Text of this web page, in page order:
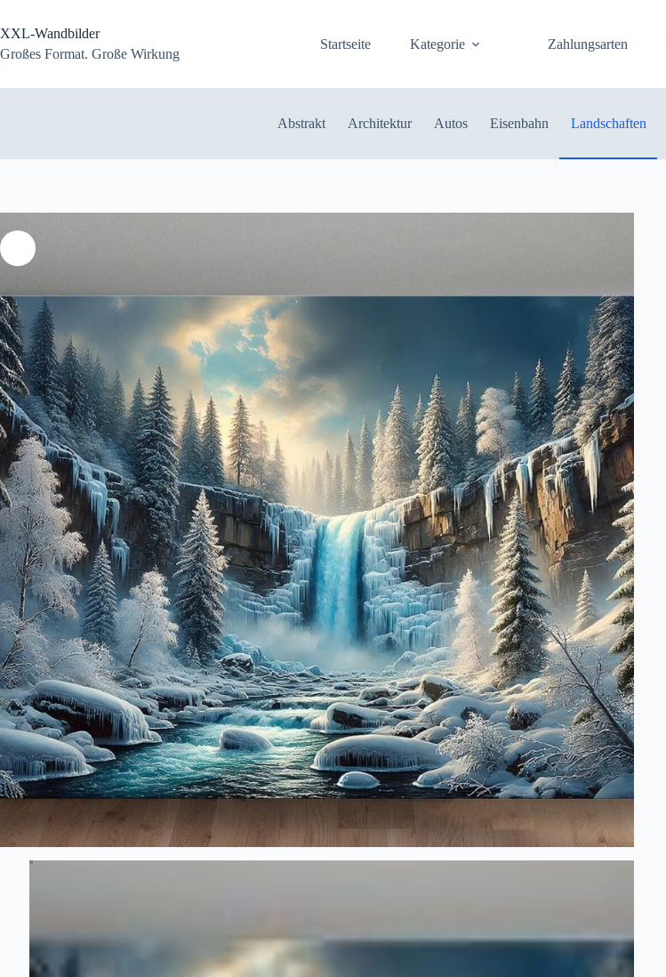
springen
XXL-Wandbilder
Großes Format. Große Wirkung
Startseite Kategorie Zahlungsarten
Abstrakt Architektur Autos Eisenbahn Landschaften